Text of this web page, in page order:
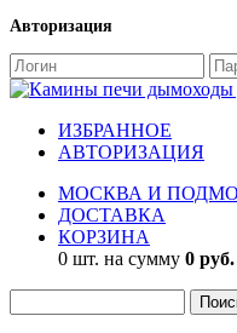
Авторизация
ИЗБРАННОЕ
АВТОРИЗАЦИЯ
МОСКВА И
ДОСТАВКА
КОРЗИНА
0 шт. на сумму 0 руб.